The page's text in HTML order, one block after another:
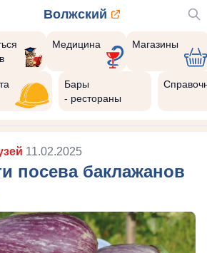
Волжский
Медицина Магазины
Бары
- рестораны
11.02.2025
посева баклажанов